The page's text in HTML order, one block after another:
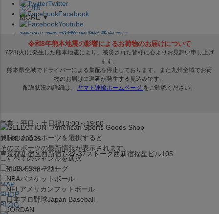
Twitter
Facebook
Youtube
セレクション公式LINE@
営業：平日・土日祝13:00～19:00
〒160－0023
東京都新宿区西新宿7-22-37ストーク西新宿福星ビル105
TEL:03-5338-7231
MAP
SHOP
BLOG
その他
MORE ▼
12:00までのご注文は発送予定です。
在庫品は 1-3営業日内で発送!! ※お取寄せ商品は対象外
興味のあるスポーツを選択すると
そのスポーツの最新情報が表示されます。
すべてのジャンルを選択
MLBメジャーリーグ
NBAバスケットボール
NFL アメリカンフットボール
日本プロ野球Japan Baseball
JORDAN